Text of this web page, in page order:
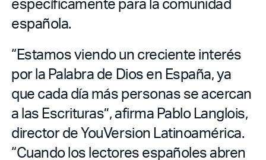
española.
“Estamos viendo un creciente interés
por la Palabra de Dios en España, ya
que cada día más personas se acercan
a las Escrituras”, afirma Pablo Langlois,
director de YouVersion Latinoamérica.
“Cuando los lectores españoles abren